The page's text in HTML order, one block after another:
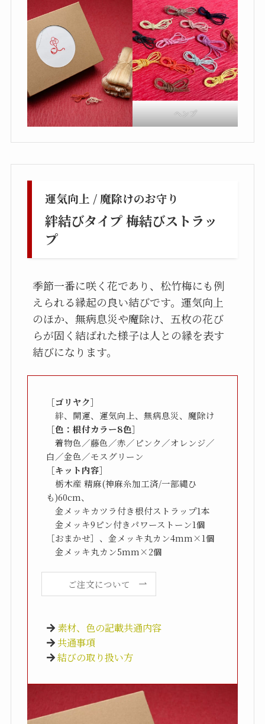
ヘンプ
運気向上 / 魔除けのお守り
絆結びタイプ 梅結びストラッ
プ
季節一番に咲く花であり、松竹梅にも例
えられる縁起の良い結びです。運気向上
のほか、無病息災や魔除け、五枚の花び
らが固く結ばれた様子は人との縁を表す
［ゴリヤク］
［色：根付カラー8色］
着物色／藤色／赤／ピンク／オレンジ／
［キット内容］
栃木産 精麻(神麻糸加工済/一部縄ひ
も)60cm、
金メッキカツラ付き根付ストラップ1本
金メッキ9ピン付きパワーストーン1個
［おまかせ］、金メッキ丸カン4mm×1個
金メッキ丸カン5mm×2個
ご注文について
素材、色の記載共通内容
共通事項
結びの取り扱い方